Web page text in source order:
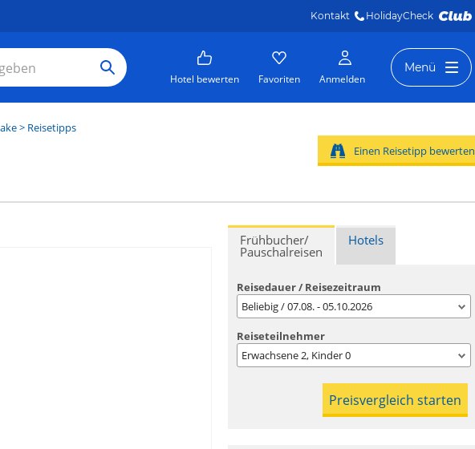
Kontakt HolidayCheck
Hotel bewerten Favoriten Anmelden
Menü
> Reisetipps
Einen Reisetipp bewerten
Frühbucher/
Pauschalreisen
Hotels
Reisedauer / Reisezeitraum
Beliebig / 07.08. - 05.10.2026
Reiseteilnehmer
Erwachsene2, Kinder0